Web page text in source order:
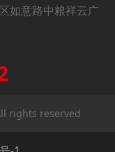
如意路中粮祥云广
rights reserved